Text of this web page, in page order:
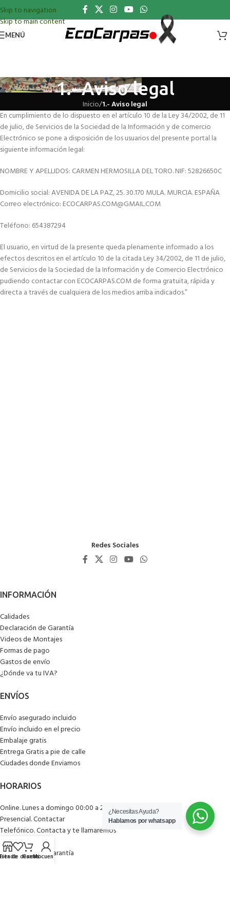
Skip to navigation
Skip to main content
MENÚ
1.- Aviso legal
Inicio/1.- Aviso legal
En cumplimiento de lo dispuesto en el artículo 10 de la Ley 34/2002, de 11
de julio, de Servicios de la Sociedad de la Información y de comercio
Electrónico se pone a disposición de los usuarios del presente portal la
siguiente información legal:
NOMBRE Y APELLIDOS: CARMEN HERMOSILLA DEL TORO. NIF: 52826650C
Domicilio social: AVENIDA DE LA PAZ, 25. 30.170 MULA. MURCIA. ESPAÑA
Correo electrónico: ECOCARPAS.COM@GMAIL.COM
Teléfono: 654387294
El usuario, en virtud de la presente queda plenamente informado a los
efectos descritos en el artículo 10 de la citada Ley 34/2002, de 11 de julio,
de Servicios de la Sociedad de la Información y de Comercio Electrónico
pudiendo contactar con ECOCARPAS.COM de forma gratuita, rápida y
directa a través de cualquiera de los medios arriba indicados.”
Redes Sociales
Calidades
Declaración de Garantía
Videos de Montajes
Formas de pago
Gastos de envío
¿Dónde va tu IVA?
Envío asegurado incluido
Envío incluido en el precio
Embalaje gratis
Entrega Gratis a pie de calle
Ciudades donde Enviamos
Online. Lunes a domingo 00:00 a 23:59
Presencial. Contactar
Telefónico. Contacta y te llamaremos
Financiación
Declaración de Garantía
de deseos
CarritoMi cuenta
¿Necesitas Ayuda?
Hablamos por whatsapp